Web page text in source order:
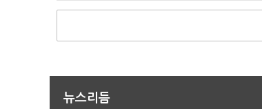
뉴스리듬